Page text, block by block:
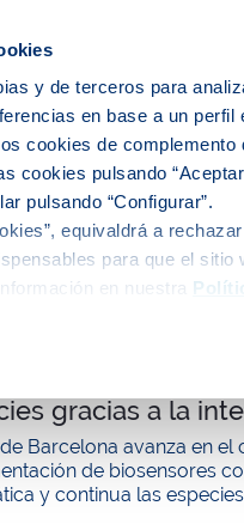
y de terceros para
en base a un
cookies de complemento
cookies pulsando
pulsando “Configurar”.
equivaldrá a
para que el
en nuestra
nosotros
gracias a la
Barcelona avanza en
de biosensores
y continua las